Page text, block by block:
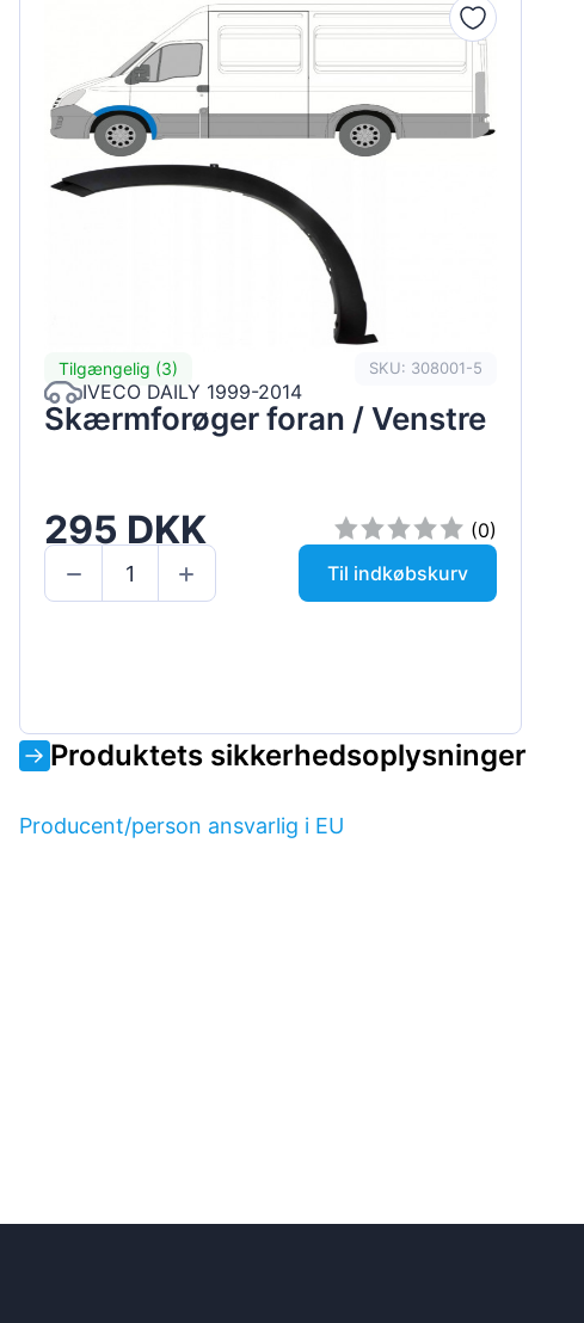
Tilgængelig (3) SKU: 308001-5
IVECO DAILY 1999-2014
Skærmforøger foran / Venstre
295 DKK
(0)
Til indkøbskurv
Produktets sikkerhedsoplysninger
Producent/person ansvarlig i EU